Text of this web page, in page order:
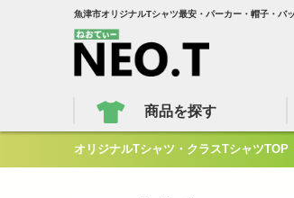
魚津市オリジナルTシャツ最安・パーカー・帽子・バ
商品を探す
オリジナルTシャツ・クラスTシャツTOP